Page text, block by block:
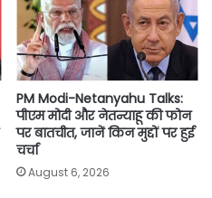
PM Modi-Netanyahu Talks:
पीएम मोदी और नेतन्याहू की फोन
पर बातचीत, जानें किन मुद्दों पर हुई
चर्चा
August 6, 2026